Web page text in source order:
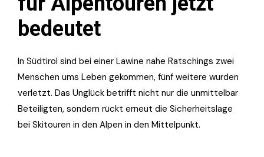
bedeutet
In Südtirol sind bei einer Lawine nahe Ratschings zwei
Menschen ums Leben gekommen, fünf weitere wurden
verletzt. Das Unglück betrifft nicht nur die unmittelbar
Beteiligten, sondern rückt erneut die Sicherheitslage
bei Skitouren in den Alpen in den Mittelpunkt.